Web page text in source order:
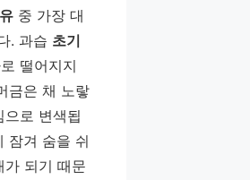
중 가장 대
. 과습 초기
떨어지지
금은 채 노랗
로 변색됩
잠겨 숨을 쉬
가 되기 때문